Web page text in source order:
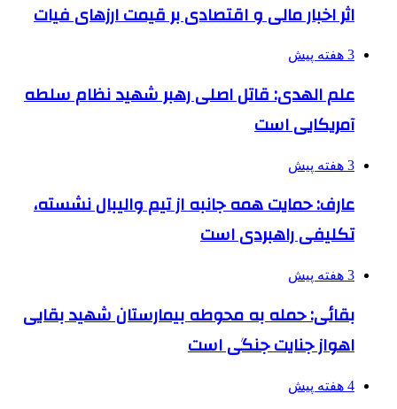
اثر اخبار مالی و اقتصادی بر قیمت ارزهای فیات
3 هفته پیش
علم الهدی: قاتل اصلی رهبر شهید نظام سلطه
آمریکایی است
3 هفته پیش
عارف: حمایت همه جانبه از تیم والیبال نشسته،
تکلیفی راهبردی است
3 هفته پیش
بقائی: حمله به محوطه بیمارستان شهید بقایی
اهواز جنایت جنگی است
4 هفته پیش